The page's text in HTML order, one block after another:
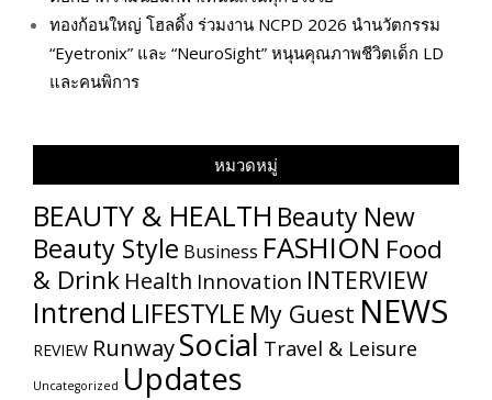
ทองก้อนใหญ่ โฮลดิ้ง ร่วมงาน NCPD 2026 นำนวัตกรรม
“Eyetronix” และ “NeuroSight” หนุนคุณภาพชีวิตเด็ก LD
และคนพิการ
หมวดหมู่
BEAUTY & HEALTH Beauty New
Beauty Style Business FASHION Food
& Drink Health Innovation INTERVIEW
Intrend LIFESTYLE My​ Guest NEWS
REVIEW RunwaySocial Travel & Leisure
Uncategorized Updates